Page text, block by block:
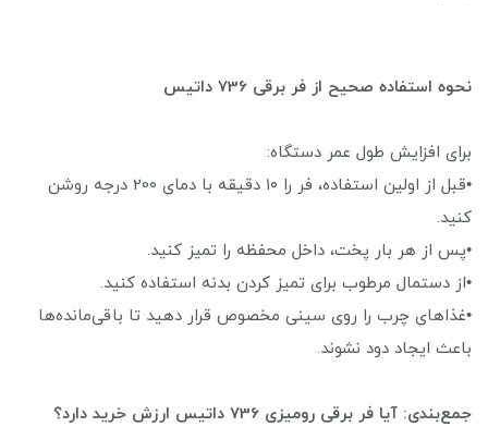
نحوه استفاده صحیح از فر برقی 736 داتیس
برای افزایش طول عمر دستگاه:
•قبل از اولین استفاده، فر را ۱۰ دقیقه با دمای 200 درجه روشن
کنید.
•پس از هر بار پخت، داخل محفظه را تمیز کنید.
•از دستمال مرطوب برای تمیز کردن بدنه استفاده کنید.
•غذاهای چرب را روی سینی مخصوص قرار دهید تا باقی‌مانده‌ها
باعث ایجاد دود نشوند.
جمع‌بندی: آیا فر برقی رومیزی 736 داتیس ارزش خرید دارد؟